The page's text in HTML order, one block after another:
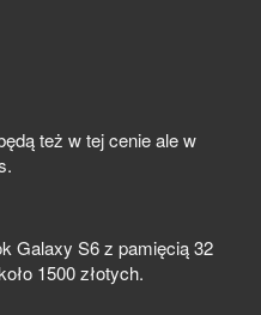
też w tej cenie ale w
Galaxy S6 z pamięcią 32
1500 złotych.